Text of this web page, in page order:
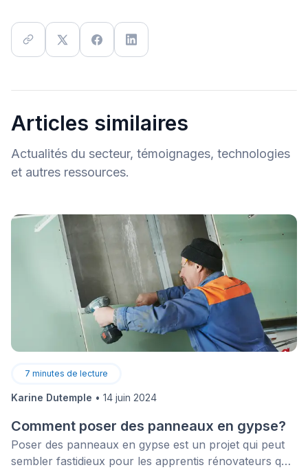
Articles similaires
Actualités du secteur, témoignages, technologies
et autres ressources.
7 minutes de lecture
Karine Dutemple • 14 juin 2024
Comment poser des panneaux en gypse?
Poser des panneaux en gypse est un projet qui peut
sembler fastidieux pour les apprentis rénovateurs qui